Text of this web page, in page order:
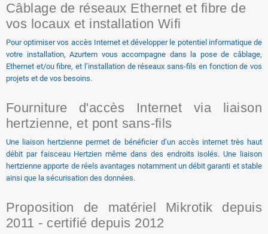
Câblage de réseaux Ethernet et fibre de
vos locaux et installation Wifi
Pour optimiser vos accès Internet et développer le potentiel informatique de
votre installation, Azurtem vous accompagne dans la pose de câblage,
Ethernet et/ou fibre, et l’installation de réseaux sans-fils en fonction de vos
projets et de vos besoins.
Fourniture d'accès Internet via liaison
hertzienne, et pont sans-fils
Une liaison hertzienne permet de bénéficier d’un accès internet très haut
débit par faisceau Hertzien même dans des endroits isolés. Une liaison
hertzienne apporte de réels avantages notamment un débit garanti et stable
ainsi que la sécurisation des données.
Proposition de matériel Mikrotik depuis
2011 - certifié depuis 2012